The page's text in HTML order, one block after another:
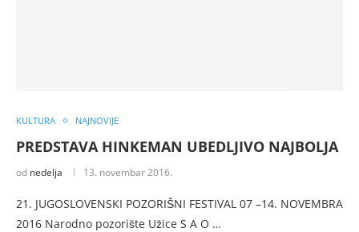
KULTURA NAJNOVIJE
PREDSTAVA HINKEMAN UBEDLJIVO NAJBOLJA
od nedelja 13. novembar 2016.
21. JUGOSLOVENSKI POZORIŠNI FESTIVAL 07 –14. NOVEMBRA
2016 Narodno pozorište Užice S A O …